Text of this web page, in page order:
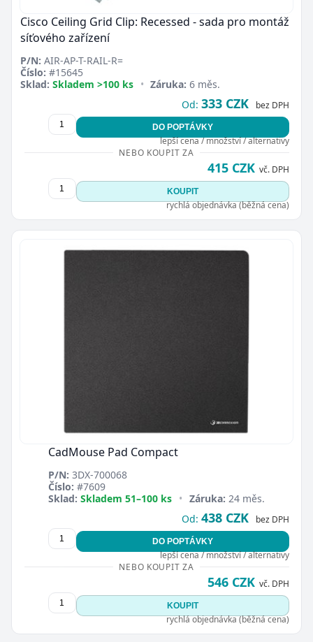
Cisco Ceiling Grid Clip: Recessed - sada pro montáž
síťového zařízení
P/N: AIR-AP-T-RAIL-R=
Číslo: #15645
Sklad: Skladem >100 ks • Záruka: 6 měs.
Od: 333 CZK bez DPH
DO POPTÁVKY
lepší cena / množství / alternativy
NEBO KOUPIT ZA
415 CZK vč. DPH
KOUPIT
rychlá objednávka (běžná cena)
CadMouse Pad Compact
P/N: 3DX-700068
Číslo: #7609
Sklad: Skladem 51–100 ks • Záruka: 24 měs.
Od: 438 CZK bez DPH
DO POPTÁVKY
lepší cena / množství / alternativy
NEBO KOUPIT ZA
546 CZK vč. DPH
KOUPIT
rychlá objednávka (běžná cena)